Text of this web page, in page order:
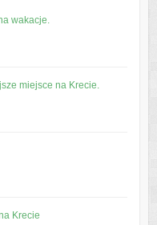
wakacje.
miejsce na Krecie.
Krecie